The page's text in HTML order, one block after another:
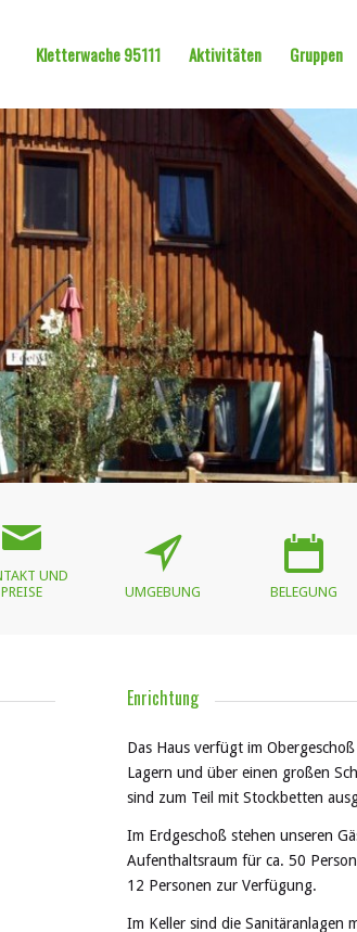
Kletterwache 95111 Aktivitäten Gruppen
UND
PREISE
UMGEBUNG BELEGUNG
Enrichtung
Das Haus verfügt im
Lagern und über einen großen
sind zum Teil mit Stockbetten
Im Erdgeschoß stehen unseren
Aufenthaltsraum für ca. 50
12 Personen zur Verfügung.
Im Keller sind die Sanitäranlagen